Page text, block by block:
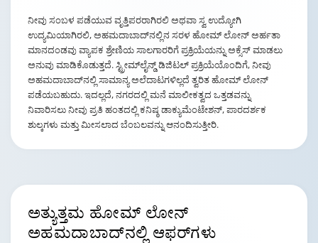
ನೀವು ಸಂಬಳ ಪಡೆಯುವ ವೃತ್ತಿಪರರಾಗಿರಲಿ ಅಥವಾ ಸ್ವ ಉದ್ಯೋಗಿ
ಉದ್ಯಮಿಯಾಗಿರಲಿ, ಅಹಮದಾಬಾದ್‌ನಲ್ಲಿನ ಸರಳ ಹೋಮ್ ಲೋನ್ ಅರ್ಹತಾ
ಮಾನದಂಡವು ವ್ಯಾಪಕ ಶ್ರೇಣಿಯ ಸಾಲಗಾರರಿಗೆ ಪ್ರಕ್ರಿಯೆಯನ್ನು ಅಕ್ಸೆಸ್ ಮಾಡಲು
ಅನುವು ಮಾಡಿಕೊಡುತ್ತದೆ. ಸ್ಟ್ರೀಮ್‌ಲೈನ್ಡ್ ಡಿಜಿಟಲ್ ಪ್ರಕ್ರಿಯೆಯೊಂದಿಗೆ, ನೀವು
ಅಹಮದಾಬಾದ್‌ನಲ್ಲಿ ಸಾಮಾನ್ಯ ಅಲೆದಾಟಗಳಿಲ್ಲದೆ ತ್ವರಿತ ಹೋಮ್ ಲೋನ್
ಪಡೆಯಬಹುದು. ಇದಲ್ಲದೆ, ನಗರದಲ್ಲಿ ಮನೆ ಮಾಲೀಕತ್ವದ ಒತ್ತಡವನ್ನು
ನಿವಾರಿಸಲು ನೀವು ಪ್ರತಿ ಹಂತದಲ್ಲಿ ಕನಿಷ್ಠ ಡಾಕ್ಯುಮೆಂಟೇಶನ್, ಪಾರದರ್ಶಕ
ಶುಲ್ಕಗಳು ಮತ್ತು ಮೀಸಲಾದ ಬೆಂಬಲವನ್ನು ಆನಂದಿಸುತ್ತೀರಿ.
ಅತ್ಯುತ್ತಮ ಹೋಮ್ ಲೋನ್
ಅಹಮದಾಬಾದ್‌ನಲ್ಲಿ ಆಫರ್‌ಗಳು